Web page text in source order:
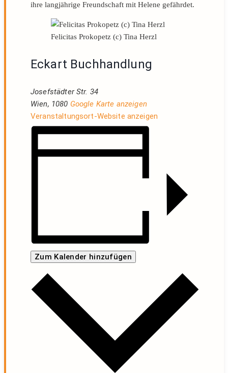
ihre langjährige Freundschaft mit Helene gefährdet.
Felicitas Prokopetz (c) Tina Herzl
Eckart Buchhandlung
Josefstädter Str. 34
Wien, 1080 Google Karte anzeigen
Veranstaltungsort-Website anzeigen
Zum Kalender hinzufügen